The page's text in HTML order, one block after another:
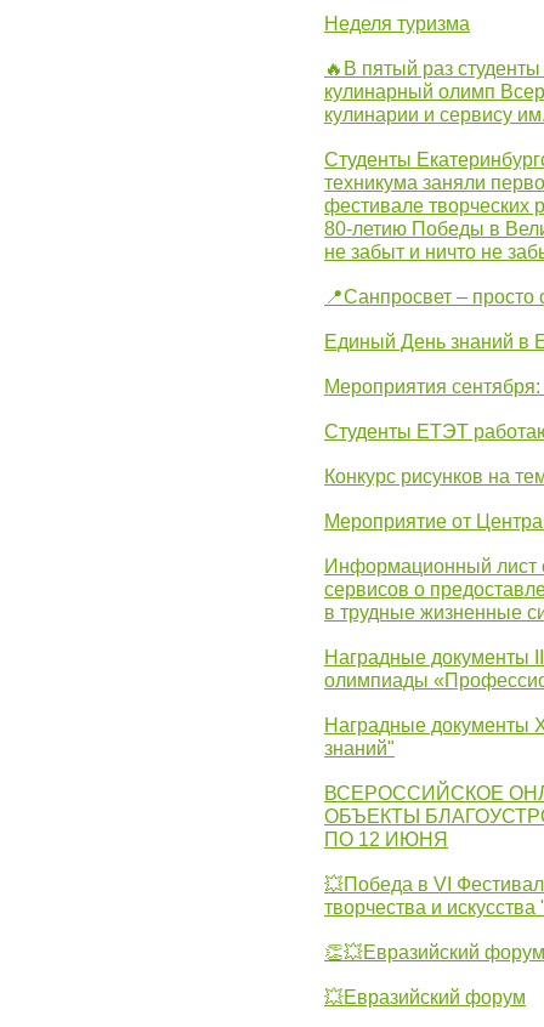
Неделя туризма
🔥В пятый раз
кулинарный олимп
кулинарии и сервису
Студенты
техникума заняли
фестивале
80-летию Победы в
не забыт и ничто не
📍Санпросвет –
Единый День знаний в
Мероприятия
Студенты ЕТЭТ
Конкурс рисунков на
Мероприятие от
Информационный лист
сервисов о
в трудные жизненные
Наградные документы
олимпиады
Наградные документы
знаний"
ВСЕРОССИЙСКОЕ
ОБЪЕКТЫ
ПО 12 ИЮНЯ
💥Победа в VI
творчества и
👏💥Евразийский форум
💥Евразийский форум